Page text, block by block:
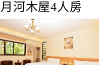
月河木屋4人房